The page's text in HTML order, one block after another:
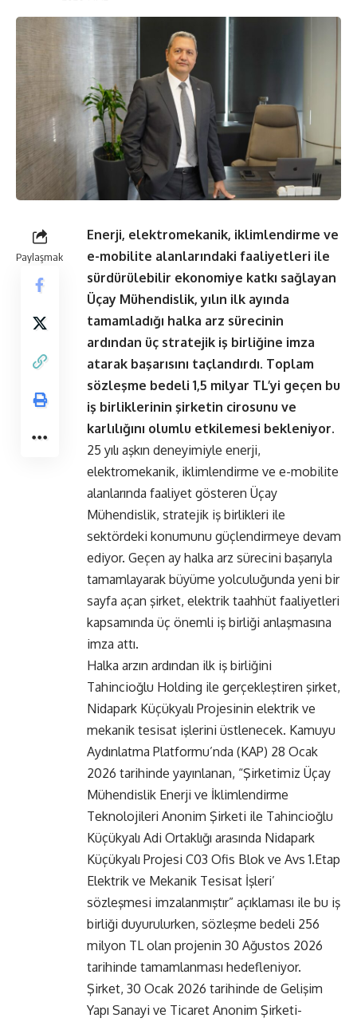
Paylaşmak
Enerji, elektromekanik, iklimlendirme ve
e-mobilite alanlarındaki faaliyetleri ile
sürdürülebilir ekonomiye katkı sağlayan
Üçay Mühendislik, yılın ilk ayında
tamamladığı halka arz sürecinin
ardından üç stratejik iş birliğine imza
atarak başarısını taçlandırdı. Toplam
sözleşme bedeli 1,5 milyar TL’yi geçen bu
iş birliklerinin şirketin cirosunu ve
karlılığını olumlu etkilemesi bekleniyor.
25 yılı aşkın deneyimiyle enerji,
elektromekanik, iklimlendirme ve e-mobilite
alanlarında faaliyet gösteren Üçay
Mühendislik, stratejik iş birlikleri ile
sektördeki konumunu güçlendirmeye devam
ediyor. Geçen ay halka arz sürecini başarıyla
tamamlayarak büyüme yolculuğunda yeni bir
sayfa açan şirket, elektrik taahhüt faaliyetleri
kapsamında üç önemli iş birliği anlaşmasına
imza attı.
Halka arzın ardından ilk iş birliğini
Tahincioğlu Holding ile gerçekleştiren şirket,
Nidapark Küçükyalı Projesinin elektrik ve
mekanik tesisat işlerini üstlenecek. Kamuyu
Aydınlatma Platformu’nda (KAP) 28 Ocak
2026 tarihinde yayınlanan, “Şirketimiz Üçay
Mühendislik Enerji ve İklimlendirme
Teknolojileri Anonim Şirketi ile Tahincioğlu
Küçükyalı Adi Ortaklığı arasında Nidapark
Küçükyalı Projesi C03 Ofis Blok ve Avs 1.Etap
Elektrik ve Mekanik Tesisat İşleri’
sözleşmesi imzalanmıştır” açıklaması ile bu iş
birliği duyurulurken, sözleşme bedeli 256
milyon TL olan projenin 30 Ağustos 2026
tarihinde tamamlanması hedefleniyor.
Şirket, 30 Ocak 2026 tarihinde de Gelişim
Yapı Sanayi ve Ticaret Anonim Şirketi-